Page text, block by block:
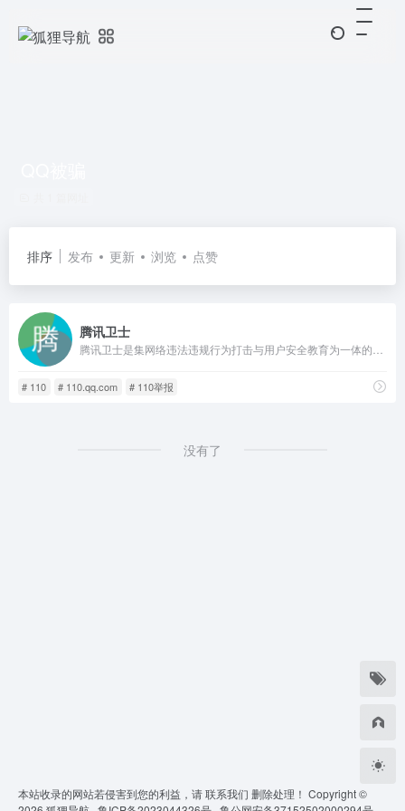
排序 发布 更新 浏览 点赞
腾讯卫士
# 110 # 110.qq.com # 110举报
没有了
本站收录的网站若侵害到您的利益，请联系我们 删除处理！ Copyright ©